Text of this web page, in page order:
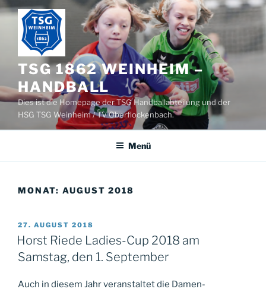
Zum
Inhalt
springen
TSG 1862 WEINHEIM –
HANDBALL
Dies ist die Homepage der TSG Handballabteilung und der
HSG TSG Weinheim / TV Oberflockenbach.
Menü
MONAT: AUGUST 2018
VERÖFFENTLICHT
AM
27. AUGUST 2018
Horst Riede Ladies-Cup 2018 am
Samstag, den 1. September
Auch in diesem Jahr veranstaltet die Damen-